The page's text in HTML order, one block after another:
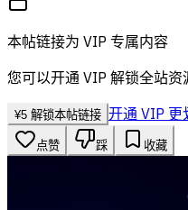
本帖链接为 VIP 专属内容
您可以开通 VIP 解锁全站资
¥5 解锁本帖链接 开通 VIP 更
点赞 踩 收藏